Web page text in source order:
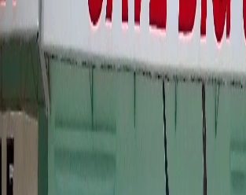
Descubre 1 muralistas verificados en Crouse,
profesionales listos para transformar tu espacio.
Cotizar Proyecto Ver en Mapa Interactivo
1 Muralistas en Crouse, North
Artistas verificados y disponibles para contratar
Estilo